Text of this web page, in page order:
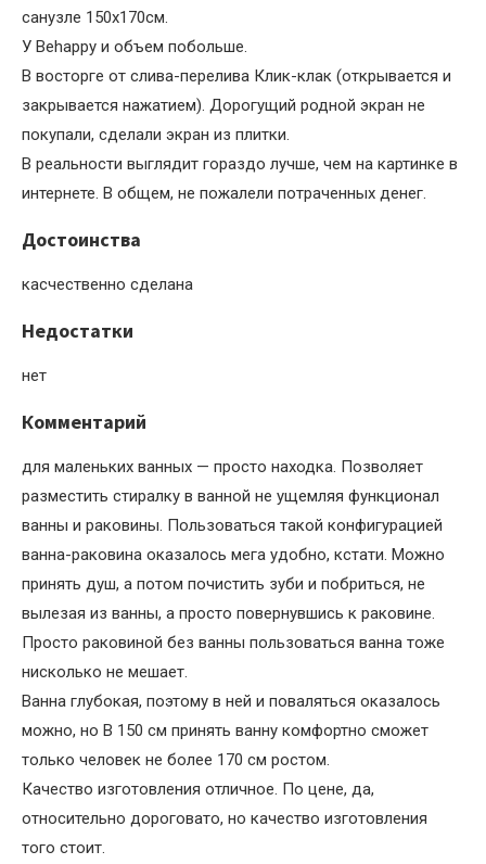
санузле 150х170см.
У Behappy и объем побольше.
В восторге от слива-перелива Клик-клак (открывается и
закрывается нажатием). Дорогущий родной экран не
покупали, сделали экран из плитки.
В реальности выглядит гораздо лучше, чем на картинке в
интернете. В общем, не пожалели потраченных денег.
Достоинства
касчественно сделана
Недостатки
нет
Комментарий
для маленьких ванных — просто находка. Позволяет
разместить стиралку в ванной не ущемляя функционал
ванны и раковины. Пользоваться такой конфигурацией
ванна-раковина оказалось мега удобно, кстати. Можно
принять душ, а потом почистить зуби и побриться, не
вылезая из ванны, а просто повернувшись к раковине.
Просто раковиной без ванны пользоваться ванна тоже
нисколько не мешает.
Ванна глубокая, поэтому в ней и поваляться оказалось
можно, но В 150 см принять ванну комфортно сможет
только человек не более 170 см ростом.
Качество изготовления отличное. По цене, да,
относительно дороговато, но качество изготовления
того стоит.